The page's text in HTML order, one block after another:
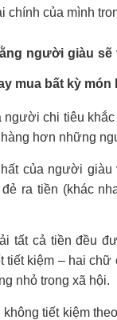
chính của mình
người giàu sẽ
mua bất kỳ món
người chi tiêu khắc
hơn những
của người giàu
ra tiền (khác
tất cả tiền đều
tiết kiệm – hai chữ
nhỏ trong xã hội.
tiết kiệm